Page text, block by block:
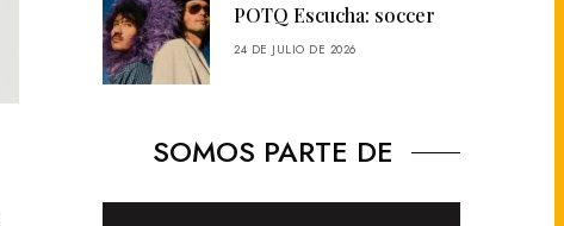
POTQ Escucha: soccer
24 DE JULIO DE 2026
SOMOS PARTE DE